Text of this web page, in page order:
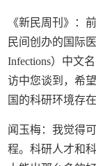
《新民周刊》：
民间创办的国际
Infections）中文
访中您谈到，希
国的科研环境存
闻玉梅：我觉得
程。科研人才和